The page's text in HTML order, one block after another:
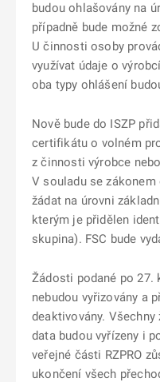
budou ohlašovány na
případně bude možné
U činnosti osoby
využívat údaje o
oba typy ohlášení
Nově bude do ISZP
certifikátu o volném
z činnosti výrobce
V souladu se
žádat na úrovni
kterým je přidělen
skupina). FSC bude
Žádosti podané po 27.
nebudou vyřizovány a
deaktivovány.
data budou vyřízeny i
veřejné části RZPRO
ukončení všech